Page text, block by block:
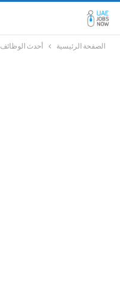
الصفحة الرئيسية أحدث الوظائف